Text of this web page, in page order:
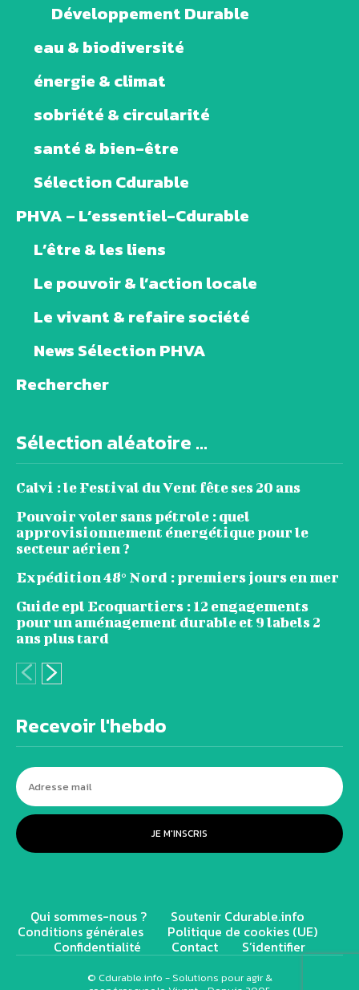
Développement Durable
eau & biodiversité
énergie & climat
sobriété & circularité
santé & bien-être
Sélection Cdurable
PHVA – L’essentiel-Cdurable
L’être & les liens
Le pouvoir & l’action locale
Le vivant & refaire société
News Sélection PHVA
Rechercher
Sélection aléatoire ...
Calvi : le Festival du Vent fête ses 20 ans
Pouvoir voler sans pétrole : quel
approvisionnement énergétique pour le
secteur aérien ?
Expédition 48° Nord : premiers jours en mer
Guide epl Ecoquartiers : 12 engagements
pour un aménagement durable et 9 labels 2
ans plus tard
Recevoir l'hebdo
JE M'INSCRIS
Qui sommes-nous ? Soutenir Cdurable.info
Conditions générales Politique de cookies (UE)
Confidentialité Contact S’identifier
© Cdurable.info - Solutions pour agir &